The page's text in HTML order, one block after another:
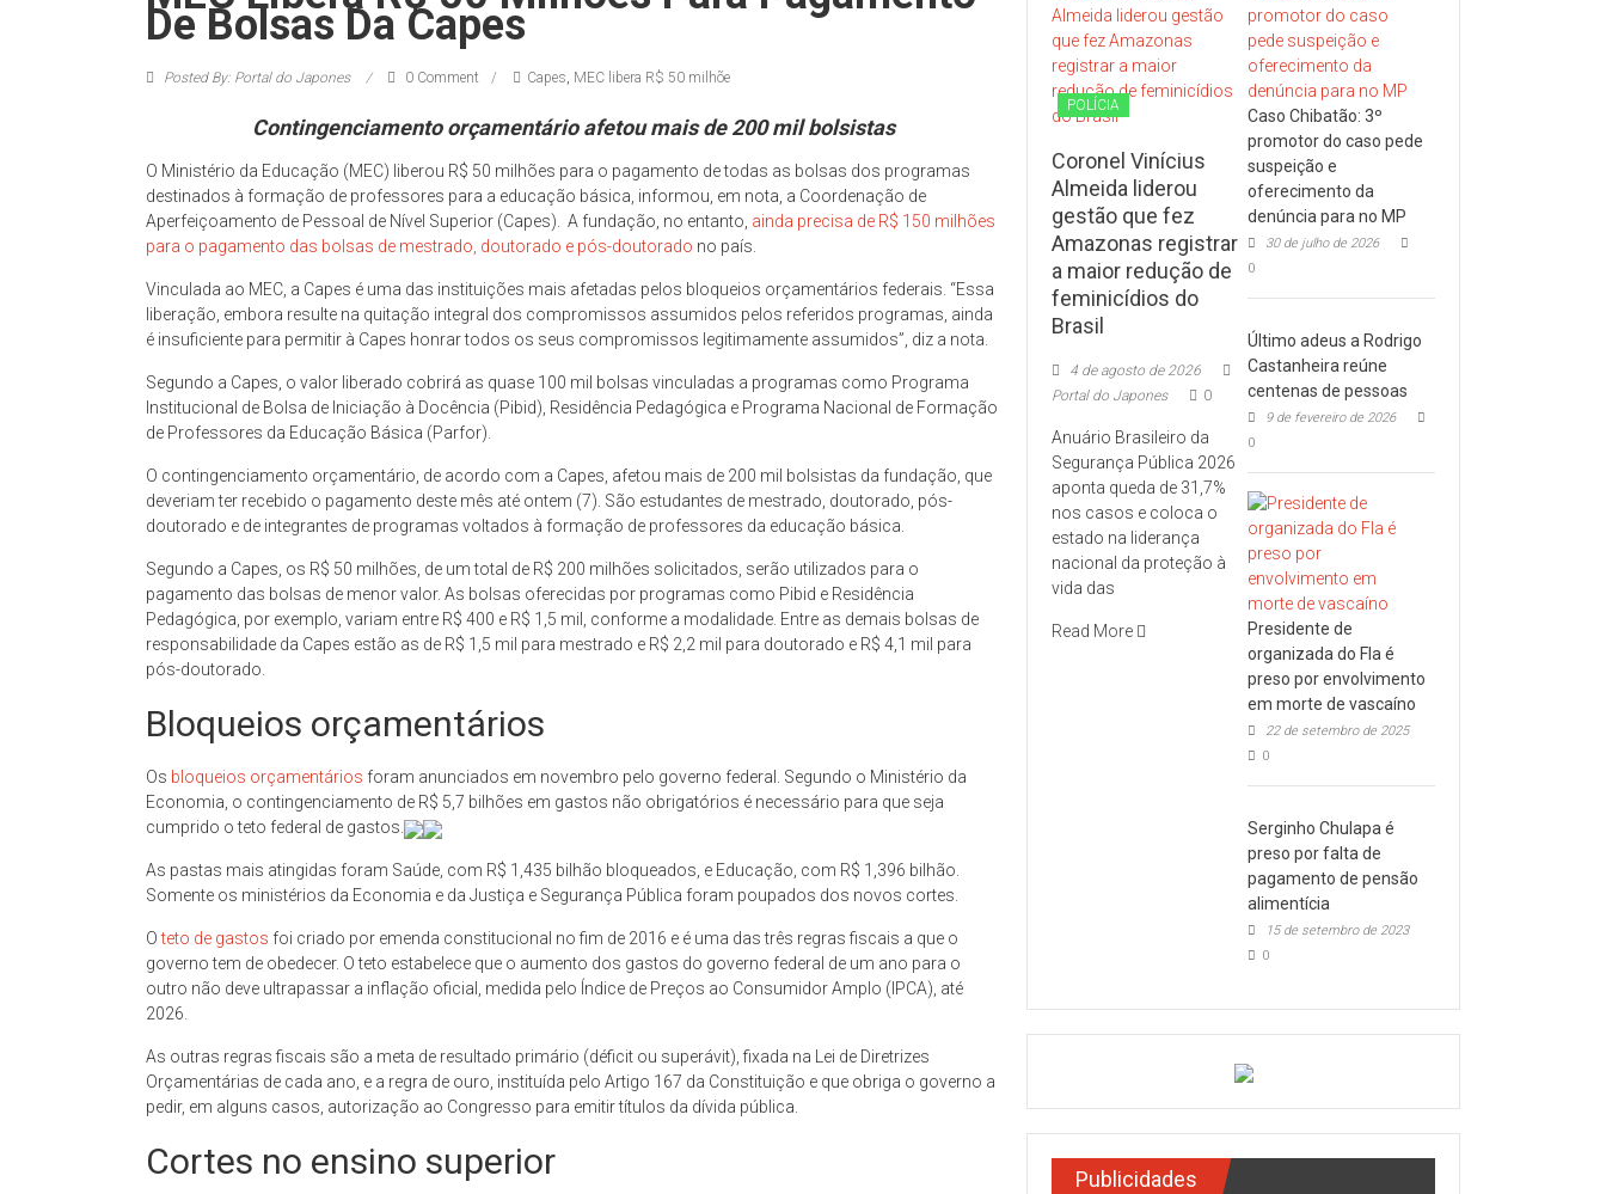
De Bolsas Da Capes
Posted By: Portal do Japones 0 Comment Capes, MEC libera R$ 50 milhõe
Contingenciamento orçamentário afetou mais de 200 mil bolsistas
O Ministério da Educação (MEC) liberou R$ 50 milhões para o pagamento de todas as bolsas dos programas
destinados à formação de professores para a educação básica, informou, em nota, a Coordenação de
Aperfeiçoamento de Pessoal de Nível Superior (Capes). A fundação, no entanto, ainda precisa de R$ 150 milhões
para o pagamento das bolsas de mestrado, doutorado e pós-doutorado no país.
Vinculada ao MEC, a Capes é uma das instituições mais afetadas pelos bloqueios orçamentários federais. “Essa
liberação, embora resulte na quitação integral dos compromissos assumidos pelos referidos programas, ainda
é insuficiente para permitir à Capes honrar todos os seus compromissos legitimamente assumidos”, diz a nota.
Segundo a Capes, o valor liberado cobrirá as quase 100 mil bolsas vinculadas a programas como Programa
Institucional de Bolsa de Iniciação à Docência (Pibid), Residência Pedagógica e Programa Nacional de Formação
de Professores da Educação Básica (Parfor).
O contingenciamento orçamentário, de acordo com a Capes, afetou mais de 200 mil bolsistas da fundação, que
deveriam ter recebido o pagamento deste mês até ontem (7). São estudantes de mestrado, doutorado, pós-
doutorado e de integrantes de programas voltados à formação de professores da educação básica.
Segundo a Capes, os R$ 50 milhões, de um total de R$ 200 milhões solicitados, serão utilizados para o
pagamento das bolsas de menor valor. As bolsas oferecidas por programas como Pibid e Residência
Pedagógica, por exemplo, variam entre R$ 400 e R$ 1,5 mil, conforme a modalidade. Entre as demais bolsas de
responsabilidade da Capes estão as de R$ 1,5 mil para mestrado e R$ 2,2 mil para doutorado e R$ 4,1 mil para
pós-doutorado.
Bloqueios orçamentários
Os bloqueios orçamentários foram anunciados em novembro pelo governo federal. Segundo o Ministério da
Economia, o contingenciamento de R$ 5,7 bilhões em gastos não obrigatórios é necessário para que seja
cumprido o teto federal de gastos.
As pastas mais atingidas foram Saúde, com R$ 1,435 bilhão bloqueados, e Educação, com R$ 1,396 bilhão.
Somente os ministérios da Economia e da Justiça e Segurança Pública foram poupados dos novos cortes.
Oteto de gastos foi criado por emenda constitucional no fim de 2016 e é uma das três regras fiscais a que o
governo tem de obedecer. O teto estabelece que o aumento dos gastos do governo federal de um ano para o
outro não deve ultrapassar a inflação oficial, medida pelo Índice de Preços ao Consumidor Amplo (IPCA), até
2026.
As outras regras fiscais são a meta de resultado primário (déficit ou superávit), fixada na Lei de Diretrizes
Orçamentárias de cada ano, e a regra de ouro, instituída pelo Artigo 167 da Constituição e que obriga o governo a
pedir, em alguns casos, autorização ao Congresso para emitir títulos da dívida pública.
Cortes no ensino superior
POLÍCIA
Coronel Vinícius
Almeida liderou
gestão que fez
Amazonas registrar
a maior redução de
feminicídios do
Brasil
4 de agosto de 2026
Portal do Japones
0
Anuário Brasileiro da
Segurança Pública 2026
aponta queda de 31,7%
nos casos e coloca o
estado na liderança
nacional da proteção à
vida das
Read More
Caso Chibatão: 3º
promotor do caso pede
suspeição e
oferecimento da
denúncia para no MP
30 de julho de 2026
0
Último adeus a Rodrigo
Castanheira reúne
centenas de pessoas
9 de fevereiro de 2026
0
Presidente de
organizada do Fla é
preso por envolvimento
em morte de vascaíno
22 de setembro de 2025
0
Serginho Chulapa é
preso por falta de
pagamento de pensão
alimentícia
15 de setembro de 2023
0
Publicidades